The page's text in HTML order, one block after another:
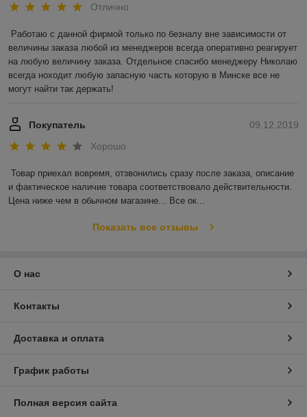
Отлично
Работаю с данной фирмой только по безналу вне зависимости от
величины заказа любой из менеджеров всегда оперативно реагирует
на любую величину заказа. Отдельное спасибо менеджеру Николаю
всегда ноходит любую запасную часть которую в Минске все не
могут найти так держать!
09.12.2019
Покупатель
Хорошо
Товар приехал вовремя, отзвонились сразу после заказа, описание
и фактическое наличие товара соответствовало действительности.
Цена ниже чем в обычном магазине... Все ок...
Показать все отзывы
О нас
Контакты
Доставка и оплата
График работы
Полная версия сайта